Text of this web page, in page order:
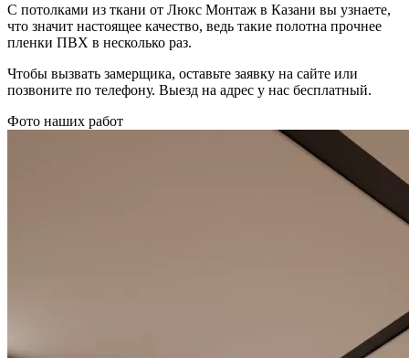
С потолками из ткани от Люкс Монтаж в Казани вы узнаете,
что значит настоящее качество, ведь такие полотна прочнее
пленки ПВХ в несколько раз.
Чтобы вызвать замерщика, оставьте заявку на сайте или
позвоните по телефону. Выезд на адрес у нас бесплатный.
Фото наших работ